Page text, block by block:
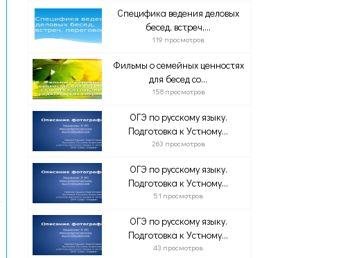
Специфика ведения деловых
бесед, встреч,...
119 просмотров
Фильмы о семейных ценностях
для бесед со...
158 просмотров
ОГЭ по русскому языку.
Подготовка к Устному...
263 просмотров
ОГЭ по русскому языку.
Подготовка к Устному...
51 просмотров
ОГЭ по русскому языку.
Подготовка к Устному...
43 просмотров